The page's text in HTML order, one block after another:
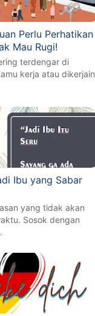
Perlu Perhatikan
Mau Rugi!
terdengar di
kerja atau dikerjain
Ibu yang Sabar
yang tidak akan
Sosok dengan